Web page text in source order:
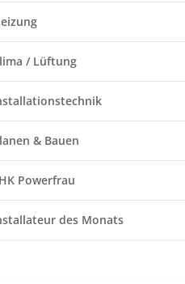
/ Lüftung
& Bauen
Powerfrau
des Monats